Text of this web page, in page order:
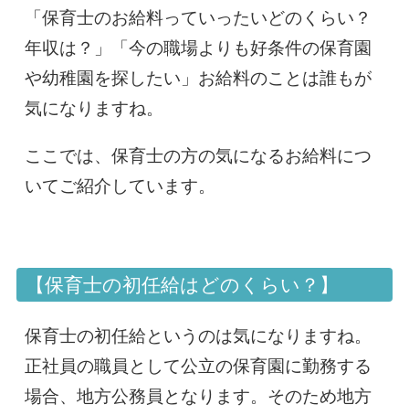
「保育士のお給料っていったいどのくらい？
年収は？」「今の職場よりも好条件の保育園
や幼稚園を探したい」お給料のことは誰もが
気になりますね。
ここでは、保育士の方の気になるお給料につ
いてご紹介しています。
【保育士の初任給はどのくらい？】
保育士の初任給というのは気になりますね。
正社員の職員として公立の保育園に勤務する
場合、地方公務員となります。そのため地方